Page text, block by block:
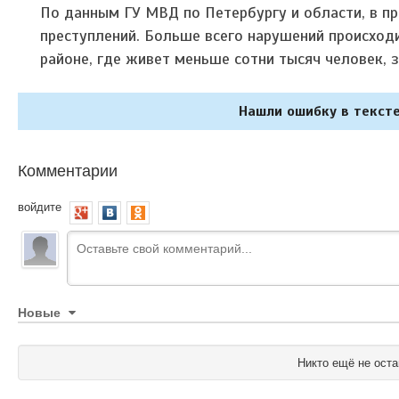
По данным ГУ МВД по Петербургу и области, в
преступлений. Больше всего нарушений
районе, где живет меньше сотни тысяч человек,
Нашли ошибку в
Комментарии
войдите
Новые
Никто ещё не